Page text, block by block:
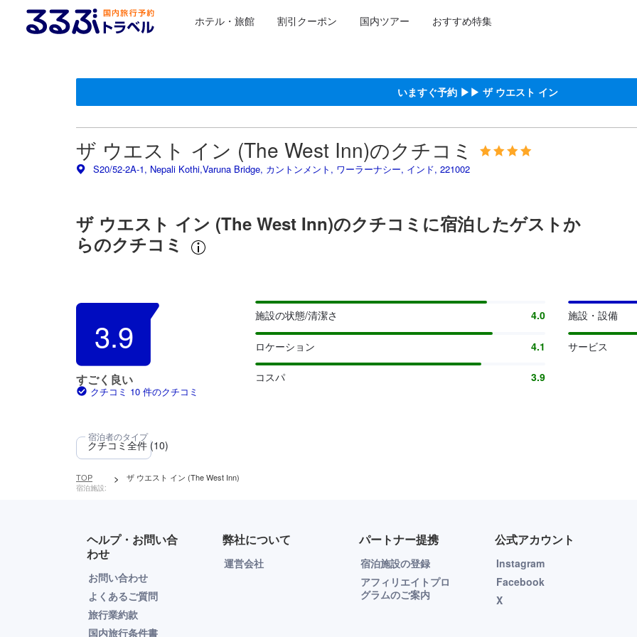
ホテル・旅館 割引クーポン 国内ツアー おすすめ特集
いますぐ予約 ▶▶ ザ ウエスト イン
ザ ウエスト イン (The West Inn)のクチコミ
S20/52-2A-1, Nepali Kothi,Varuna Bridge, カントンメント, ワーラーナシー, インド, 221002
ザ ウエスト イン (The West Inn)のクチコミに宿泊したゲストか
らのクチコミ
3.9
すごく良い
クチコミ 10 件のクチコミ
施設の状態/清潔さ 4.0 施設・設備
ロケーション 4.1 サービス
コスパ 3.9
TOP
宿泊施設:
> ザ ウエスト イン (The West Inn)
ヘルプ・お問い合
わせ
お問い合わせ
よくあるご質問
旅行業約款
国内旅行条件書
弊社について
運営会社
パートナー提携
宿泊施設の登録
アフィリエイトプロ
グラムのご案内
公式アカウント
Instagram
Facebook
X